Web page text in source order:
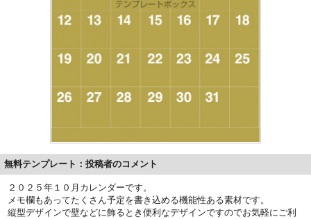
無料テンプレート：投稿者のコメント
２０２５年１０月カレンダーです。
メモ欄もあってたくさん予定を書き込める機能性ある素材です。
縦型デザインで壁などに飾るとき便利なデザインですのでお気軽にご利